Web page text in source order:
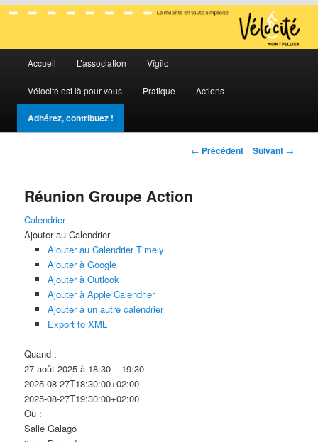
Vélocité Grand Montpellier
La mobilité en toute simplicité
Aller
au
contenu
Aller
au
contenu
Accueil L’association Vĭgĭlo
Vélocité est là pour vous Pratique Actions
Adhérez, contribuez !
Navigation
← Précédent Suivant →
Réunion Groupe Action
Calendrier
Ajouter au Calendrier
Ajouter au Calendrier Timely
Ajouter à Google
Ajouter à Outlook
Ajouter à Apple Calendrier
Ajouter à un autre calendrier
Export to XML
Quand :
27 août 2025 à 18:30 – 19:30
2025-08-27T18:30:00+02:00
2025-08-27T19:30:00+02:00
Où :
Salle Galago